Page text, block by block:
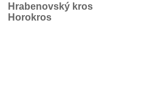
Hrabenovský kros
Horokros